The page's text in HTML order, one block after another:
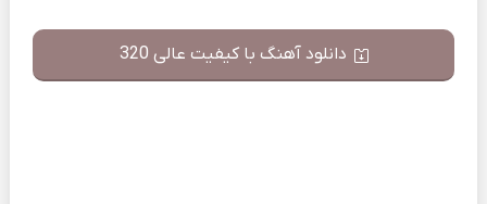
دانلود آهنگ با کیفیت عالی 320